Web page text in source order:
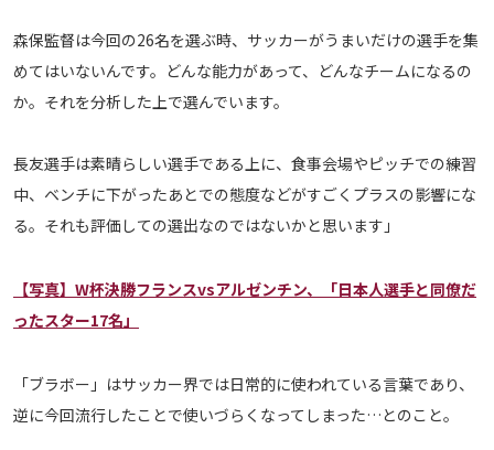
Share
森保監督は今回の26名を選ぶ時、サッカーがうまいだけの選手を集
めてはいないんです。どんな能力があって、どんなチームになるの
か。それを分析した上で選んでいます。
長友選手は素晴らしい選手である上に、食事会場やピッチでの練習
中、ベンチに下がったあとでの態度などがすごくプラスの影響にな
る。それも評価しての選出なのではないかと思います」
【写真】W杯決勝フランスvsアルゼンチン、「日本人選手と同僚だ
ったスター17名」
「ブラボー」はサッカー界では日常的に使われている言葉であり、
逆に今回流行したことで使いづらくなってしまった…とのこと。